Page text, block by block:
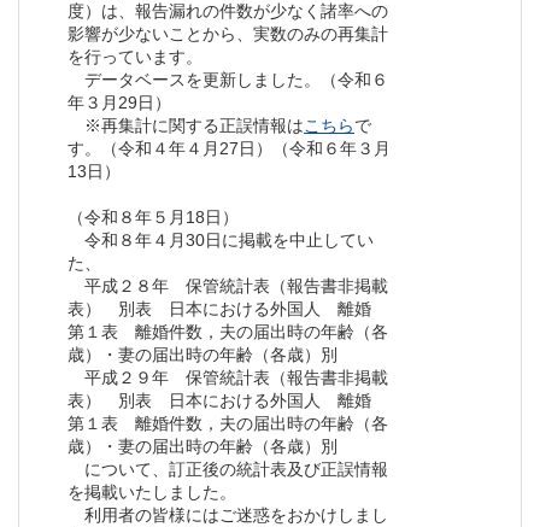
度）は、報告漏れの件数が少なく諸率への
影響が少ないことから、実数のみの再集計
を行っています。
データベースを更新しました。（令和６
年３月29日）
※再集計に関する正誤情報はこちらで
す。（令和４年４月27日）（令和６年３月
13日）
（令和８年５月18日）
令和８年４月30日に掲載を中止してい
た、
平成２８年 保管統計表（報告書非掲載
表） 別表 日本における外国人 離婚
第１表 離婚件数，夫の届出時の年齢（各
歳）・妻の届出時の年齢（各歳）別
平成２９年 保管統計表（報告書非掲載
表） 別表 日本における外国人 離婚
第１表 離婚件数，夫の届出時の年齢（各
歳）・妻の届出時の年齢（各歳）別
について、訂正後の統計表及び正誤情報
を掲載いたしました。
利用者の皆様にはご迷惑をおかけしまし